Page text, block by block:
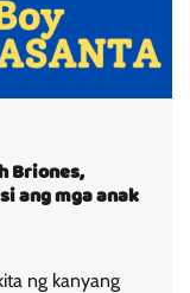
Briones,
ang mga anak
ng kanyang